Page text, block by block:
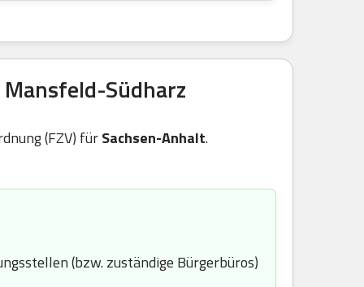
Südharz
(FZV) fürSachsen-Anhalt.
(bzw. zuständige Bürgerbüros)